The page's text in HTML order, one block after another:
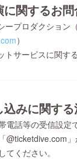
に関するお
ープロダクション（
）
トサービスに関す
込みに関す
電話等の受信設定
@ticketdive.com
てください。